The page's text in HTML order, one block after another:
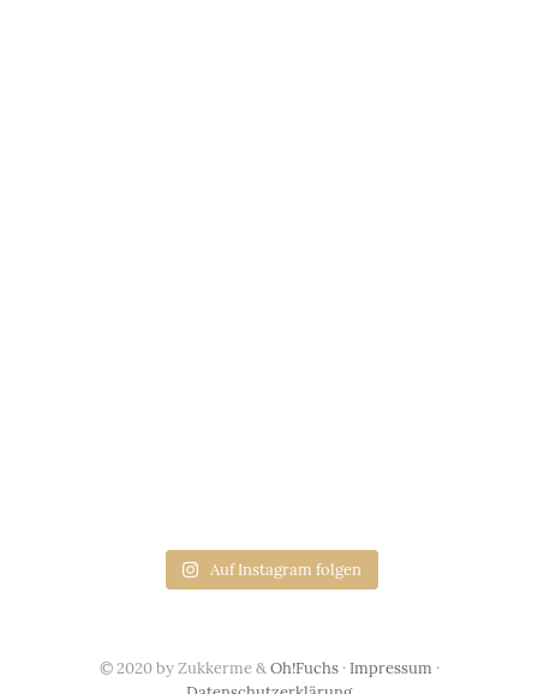
Auf Instagram folgen
© 2020 by Zukkerme &Oh!Fuchs· Impressum ·